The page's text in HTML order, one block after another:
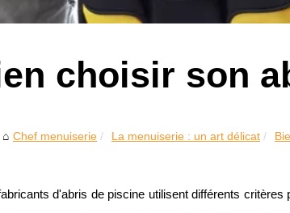
choisir son
Chef menuiserie La menuiserie : un art délicat
d'abris de piscine utilisent différents